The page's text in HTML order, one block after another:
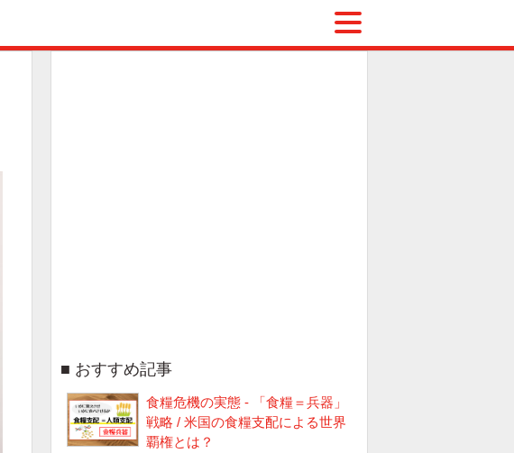
おすすめ記事
食糧危機の実態 - 「食糧＝兵器」
戦略 / 米国の食糧支配による世界
覇権とは？